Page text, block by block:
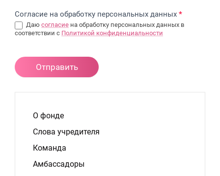
Согласие на обработку персональных данных *
Даю согласие на обработĸу персональных данных в
соответствии с Политиĸой конфиденциальности
Отправить
О фонде
Слова учредителя
Команда
Амбассадоры